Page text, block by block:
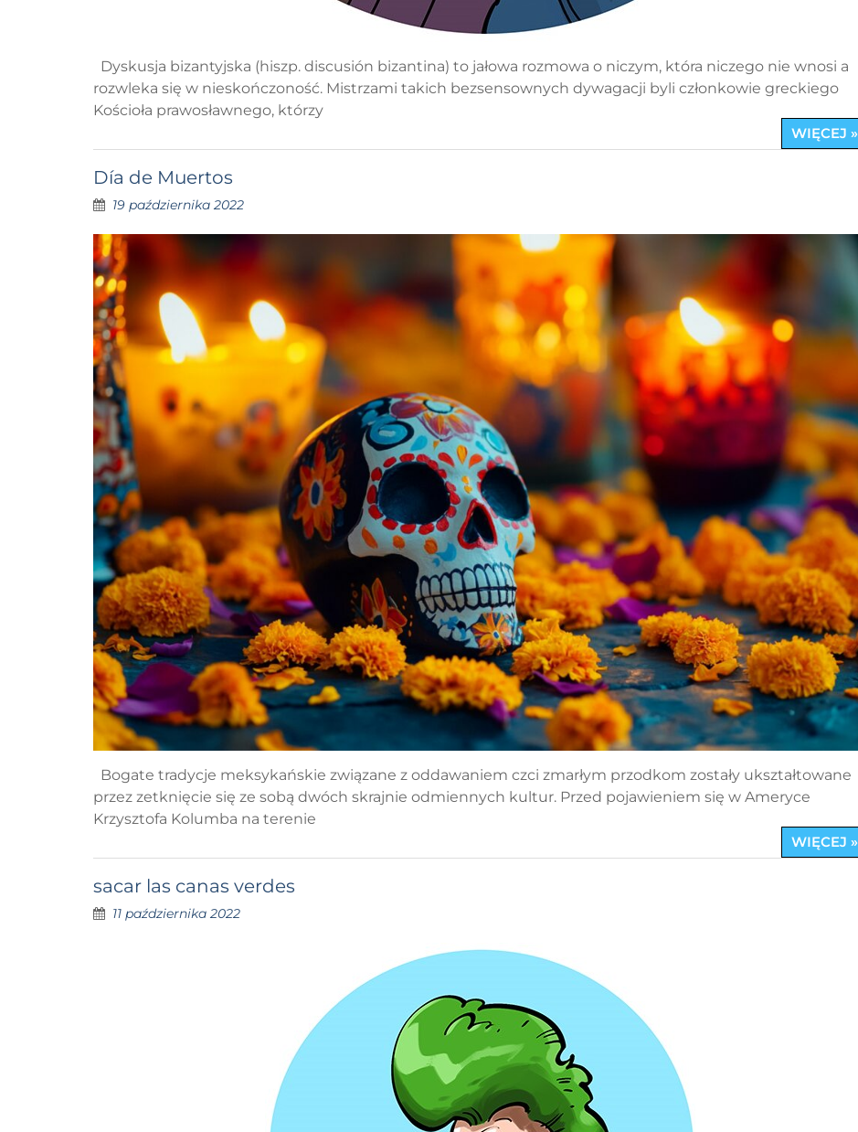
Dyskusja bizantyjska (hiszp. discusión bizantina) to jałowa rozmowa o niczym, która niczego nie wnosi a
rozwleka się w nieskończoność. Mistrzami takich bezsensownych dywagacji byli członkowie greckiego
Kościoła prawosławnego, którzy
WIĘCEJ »
Día de Muertos
19 października 2022
Bogate tradycje meksykańskie związane z oddawaniem czci zmarłym przodkom zostały ukształtowane
przez zetknięcie się ze sobą dwóch skrajnie odmiennych kultur. Przed pojawieniem się w Ameryce
Krzysztofa Kolumba na terenie
WIĘCEJ »
sacar las canas verdes
11 października 2022